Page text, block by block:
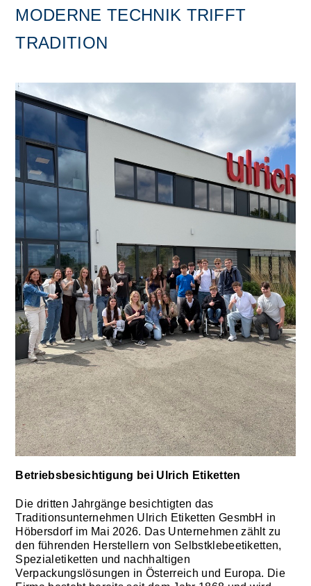
MODERNE TECHNIK TRIFFT
TRADITION
Betriebsbesichtigung bei Ulrich Etiketten
Die dritten Jahrgänge besichtigten das
Traditionsunternehmen Ulrich Etiketten GesmbH in
Höbersdorf im Mai 2026. Das Unternehmen zählt zu
den führenden Herstellern von Selbstklebeetiketten,
Spezialetiketten und nachhaltigen
Verpackungslösungen in Österreich und Europa. Die